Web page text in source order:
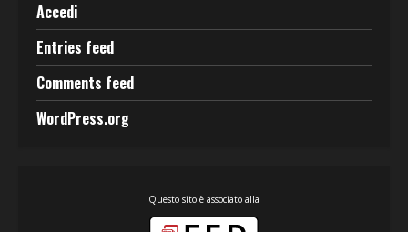
Accedi
Entries feed
Comments feed
WordPress.org
Questo sito è associato alla